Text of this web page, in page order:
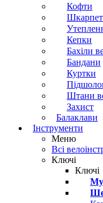
Кофти
Кепки
Бахіли
Бандани
Куртки
Штани
Захист
Балаклави
Інструменти
Меню
Всі
Ключі
Ключі